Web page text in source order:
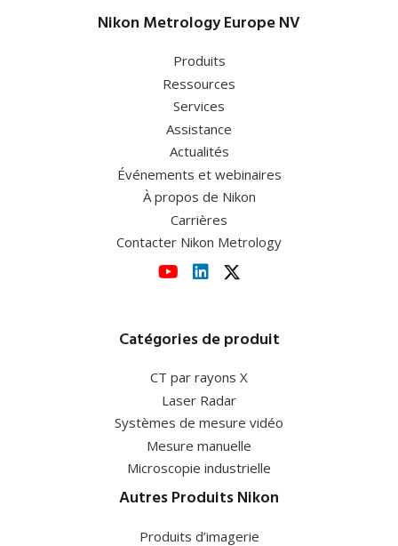
Nikon Metrology Europe NV
Produits
Ressources
Services
Assistance
Actualités
Événements et webinaires
À propos de Nikon
Carrières
Contacter Nikon Metrology
Catégories de produit
CT par rayons X
Laser Radar
Systèmes de mesure vidéo
Mesure manuelle
Microscopie industrielle
Autres Produits Nikon
Produits d’imagerie